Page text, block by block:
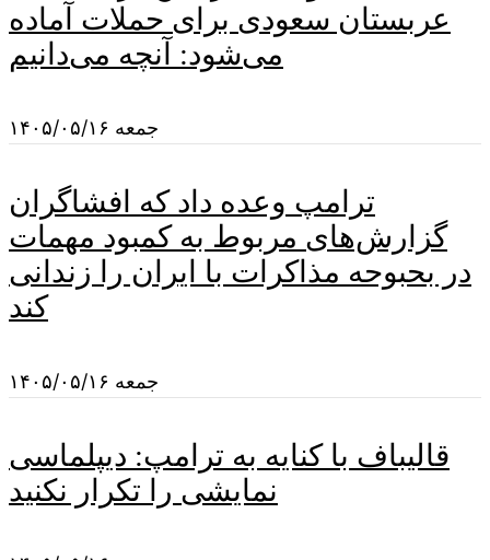
عربستان سعودی برای حملات آماده
می‌شود: آنچه می‌دانیم
جمعه ۱۴۰۵/۰۵/۱۶
ترامپ وعده داد که افشاگران
گزارش‌های مربوط به کمبود مهمات
در بحبوحه مذاکرات با ایران را زندانی
کند
جمعه ۱۴۰۵/۰۵/۱۶
قالیباف با کنایه به ترامپ: دیپلماسی
نمایشی را تکرار نکنید